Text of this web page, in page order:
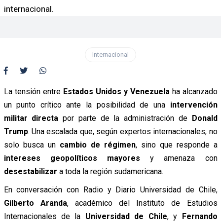
internacional.
Internacional
La tensión entre Estados Unidos y Venezuela ha alcanzado
un punto crítico ante la posibilidad de una intervención
militar directa por parte de la administración de Donald
Trump. Una escalada que, según expertos internacionales, no
solo busca un cambio de régimen, sino que responde a
intereses geopolíticos mayores y amenaza con
desestabilizar a toda la región sudamericana.
En conversación con Radio y Diario Universidad de Chile,
Gilberto Aranda, académico del Instituto de Estudios
Internacionales de la Universidad de Chile, y Fernando